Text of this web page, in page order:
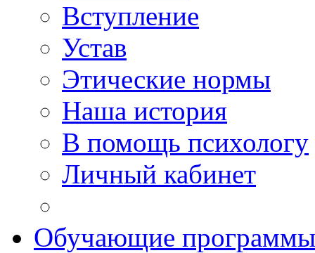
Вступление
Устав
Этические нормы
Наша история
В помощь психологу
Личный кабинет
Обучающие программы